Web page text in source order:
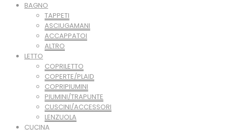
BAGNO
TAPPETI
ASCIUGAMANI
ACCAPPATOI
ALTRO
LETTO
COPRILETTO
COPERTE/PLAID
COPRIPIUMINI
PIUMINI/TRAPUNTE
CUSCINI/ACCESSORI
LENZUOLA
CUCINA